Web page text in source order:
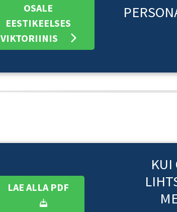
OSALE
EESTIKEELSES
VIKTORIINIS
LAE ALLA PDF
KUI